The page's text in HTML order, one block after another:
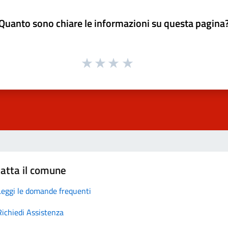
sono chiare le informazioni su questa
il comune
le domande frequenti
Assistenza